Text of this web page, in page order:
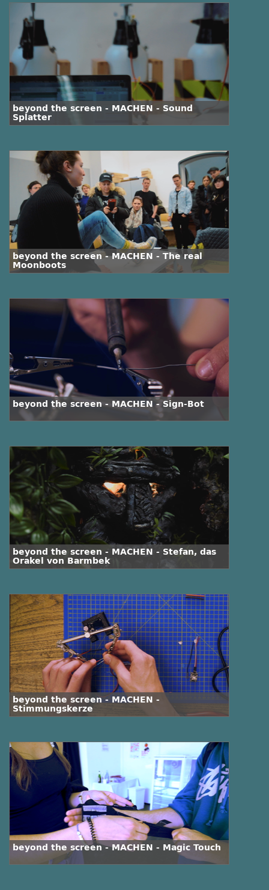
beyond the screen - MACHEN - Sound
Splatter
beyond the screen - MACHEN - The real
Moonboots
beyond the screen - MACHEN - Sign-Bot
beyond the screen - MACHEN - Stefan, das
Orakel von Barmbek
beyond the screen - MACHEN -
Stimmungskerze
beyond the screen - MACHEN - Magic Touch